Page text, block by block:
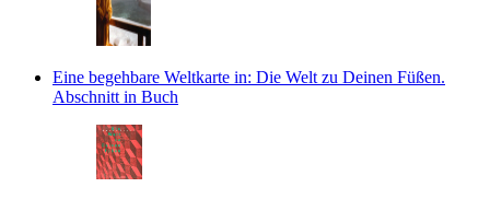
Eine begehbare Weltkarte in: Die Welt zu Deinen Füßen.
Abschnitt in Buch